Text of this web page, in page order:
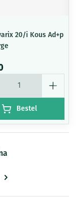
20/i Kous Ad+p
Bestel
pagina